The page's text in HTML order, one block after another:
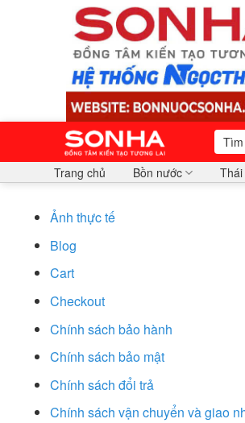
Tìm
kiếm:
Trang chủ Bồn nước
Ảnh thực tế
Blog
Cart
Checkout
Chính sách bảo hành
Chính sách bảo mật
Chính sách đổi trả
Chính sách vận chuyển và giao